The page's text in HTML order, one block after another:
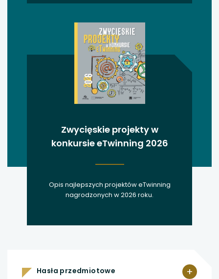
Zwycięskie projekty w
konkursie eTwinning 2026
Opis najlepszych projektów eTwinning
nagrodzonych w 2026 roku.
+
Hasła przedmiotowe